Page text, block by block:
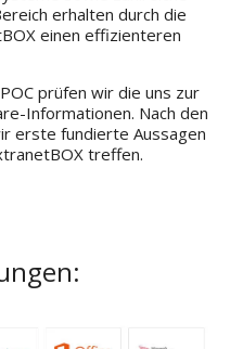
erhalten durch die
einen effizienteren
prüfen wir die uns zur
Informationen. Nach den
erste fundierte Aussagen
treffen.